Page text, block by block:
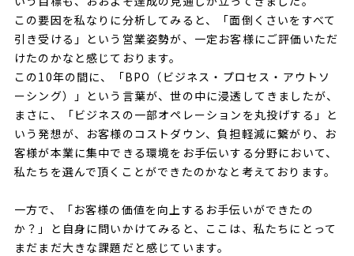
この要因を私なりに分析してみると、「面倒くさいをすべて
引き受ける」という営業姿勢が、一定お客様にご評価いただ
けたのかなと感じております。
この10年の間に、「BPO（ビジネス・プロセス・アウトソ
ーシング）」という言葉が、世の中に浸透してきましたが、
まさに、「ビジネスの一部オペレーションを丸投げする」と
いう発想が、お客様のコストダウン、負担軽減に繋がり、お
客様が本業に集中できる環境をお手伝いする分野において、
私たちを選んで頂くことができたのかなと考えております。
一方で、「お客様の価値を向上するお手伝いができたの
か？」と自身に問いかけてみると、ここは、私たちにとって
まだまだ大きな課題だと感じています。